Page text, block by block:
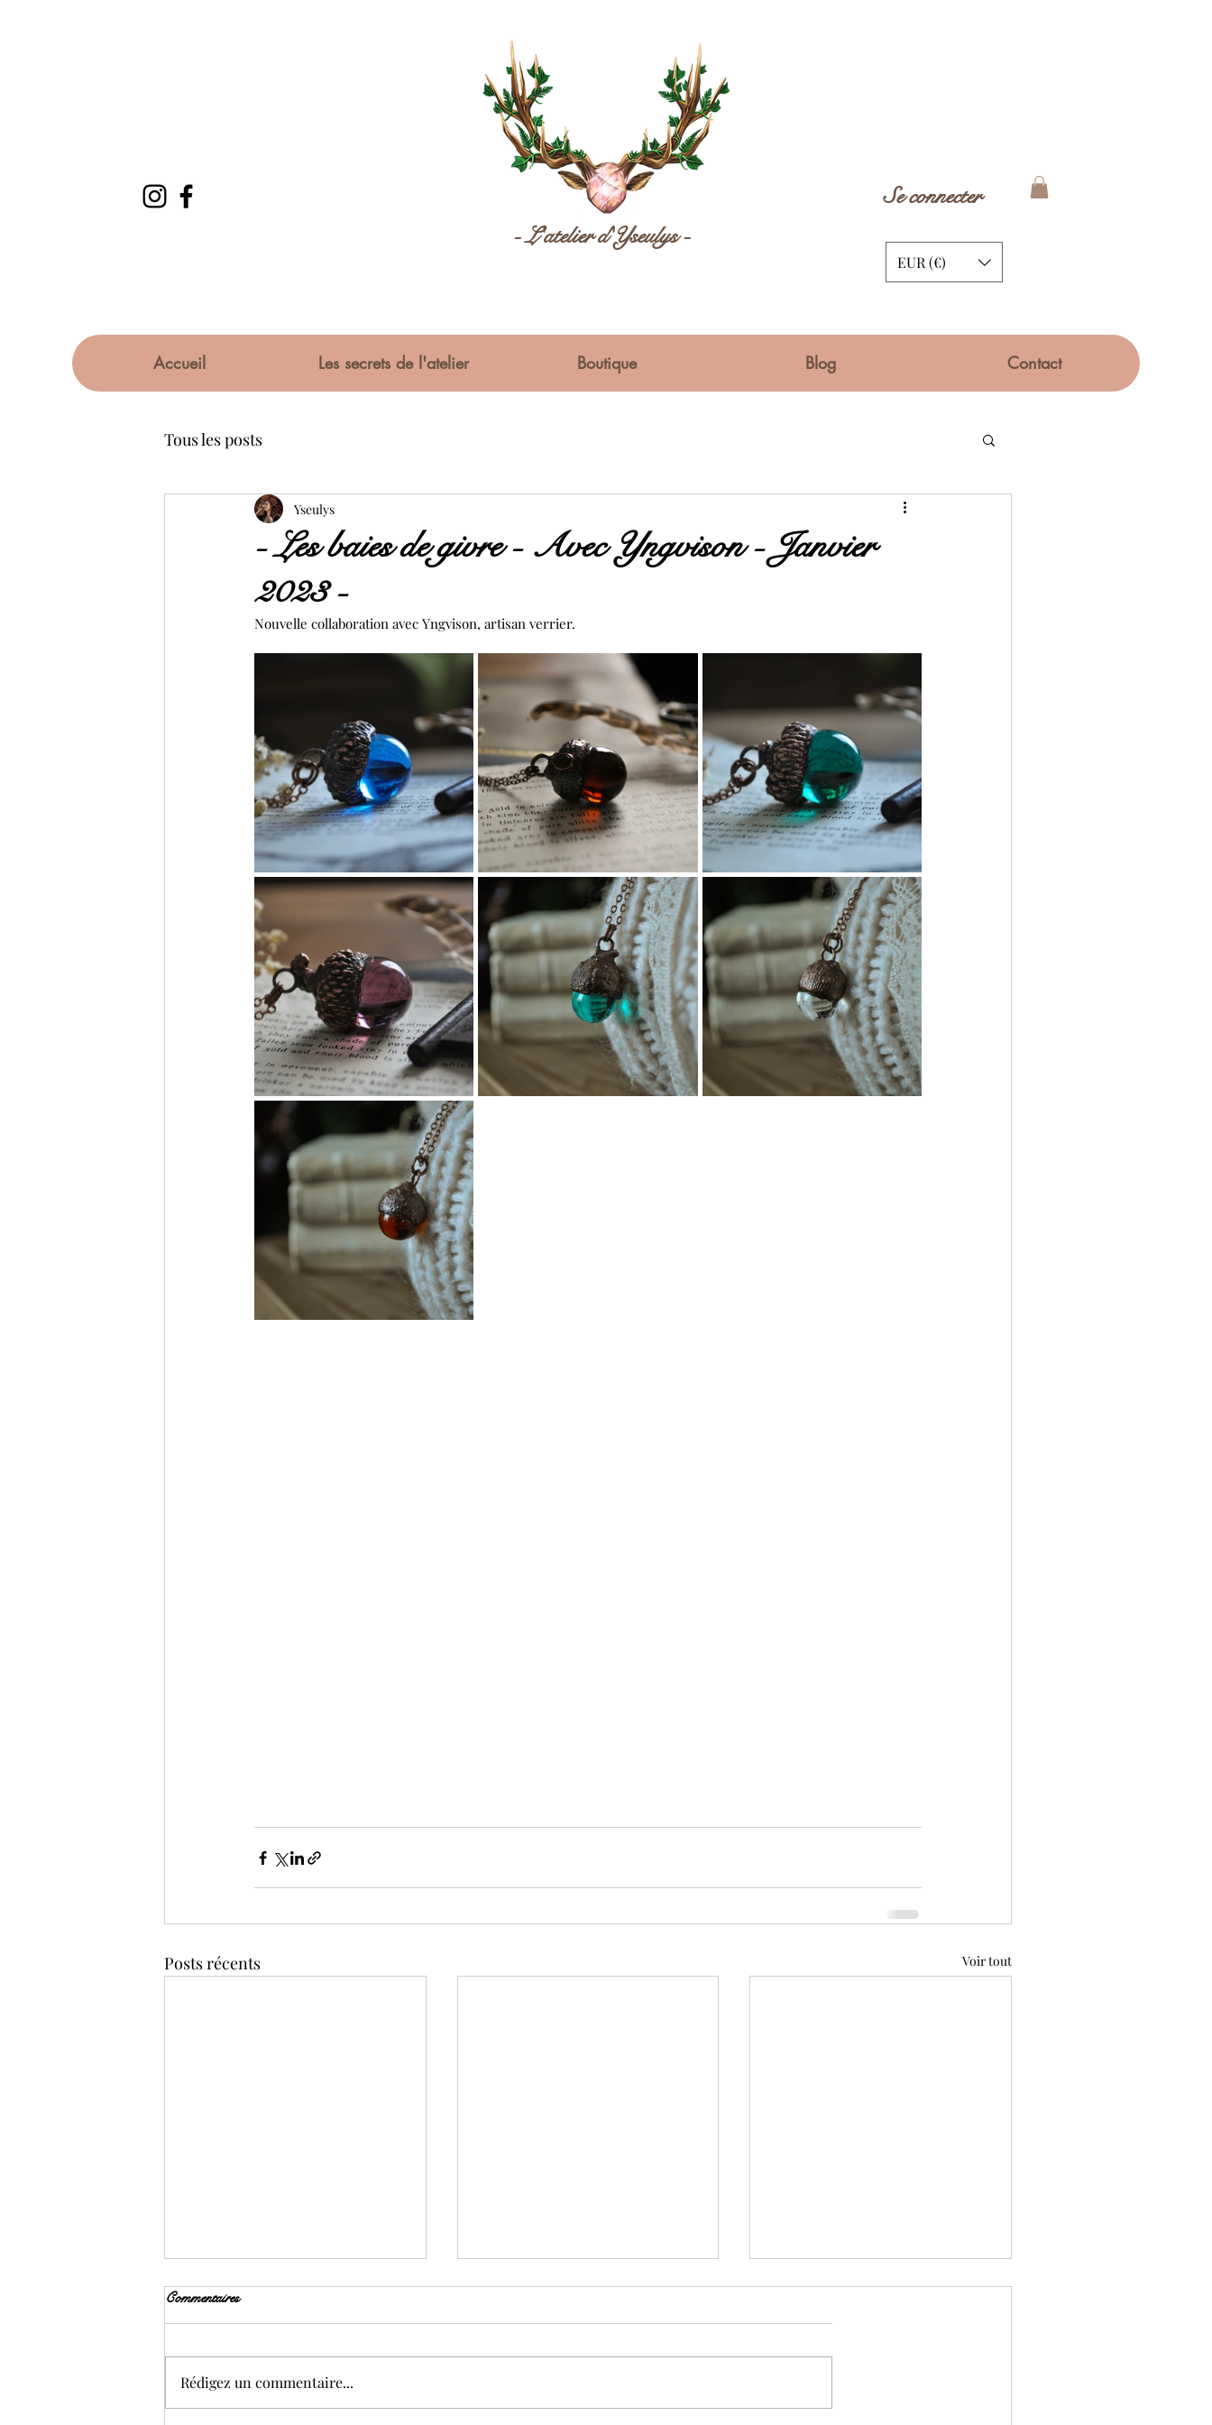
- L'atelier d'Yseulys -
Se connecter
EUR (€)
Accueil Les secrets de l'atelier Boutique Blog Contact
Tous les posts
- Les baies de givre - Avec Yngvison - Janvier
2023 -
Yseulys
Nouvelle collaboration avec Yngvison, artisan verrier.
Posts récents Voir tout
Commentaires
Rédigez un commentaire...